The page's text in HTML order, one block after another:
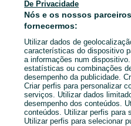
anunciante
Entrar ou criar conta
Ligar / SMS
De Privacidade
Nós e os nossos
fornecermos:
Utilizar dados de
características do dispositivo
a informações num
estatísticas ou combinações
desempenho da publicidade.
Criar perfis para personalizar
serviços. Utilizar dados
desempenho dos conteúdos.
conteúdos. Utilizar perfis para
Utilizar perfis para selecionar